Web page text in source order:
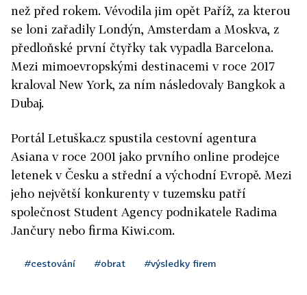
než před rokem. Vévodila jim opět Paříž, za kterou
se loni zařadily Londýn, Amsterdam a Moskva, z
předloňské první čtyřky tak vypadla Barcelona.
Mezi mimoevropskými destinacemi v roce 2017
kraloval New York, za ním následovaly Bangkok a
Dubaj.
Portál Letuška.cz spustila cestovní agentura
Asiana v roce 2001 jako prvního online prodejce
letenek v Česku a střední a východní Evropě. Mezi
jeho největší konkurenty v tuzemsku patří
společnost Student Agency podnikatele Radima
Jančury nebo firma Kiwi.com.
#cestování #obrat #výsledky firem